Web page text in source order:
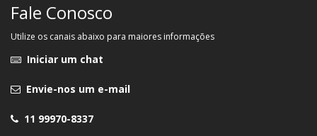
Fale Conosco
Utilize os canais abaixo para maiores informações
Iniciar um chat
Envie-nos um e-mail
11 99970-8337